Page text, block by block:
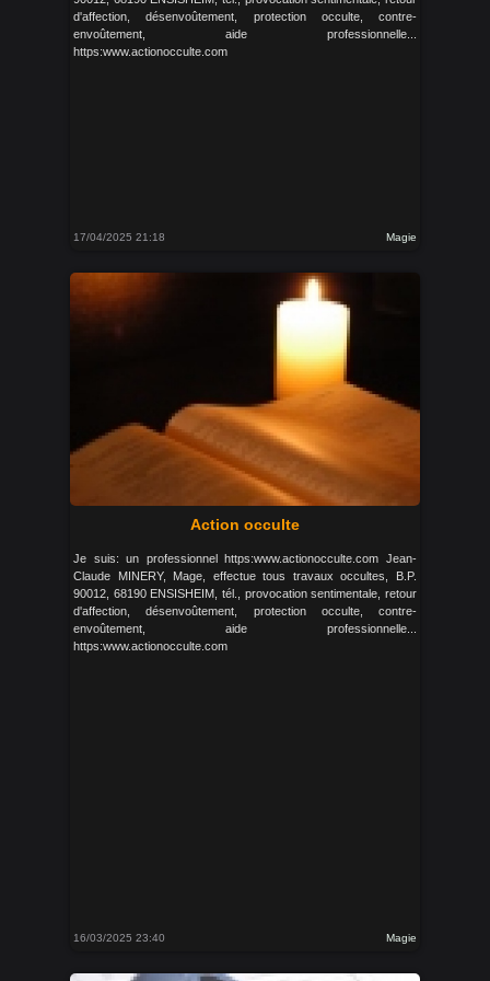
d'affection, désenvoûtement, protection occulte, contre-
envoûtement, aide professionnelle...
https:www.actionocculte.com
17/04/2025 21:18 Magie
Action occulte
Je suis: un professionnel https:www.actionocculte.com Jean-
Claude MINERY, Mage, effectue tous travaux occultes, B.P.
90012, 68190 ENSISHEIM, tél., provocation sentimentale, retour
d'affection, désenvoûtement, protection occulte, contre-
envoûtement, aide professionnelle...
https:www.actionocculte.com
16/03/2025 23:40 Magie